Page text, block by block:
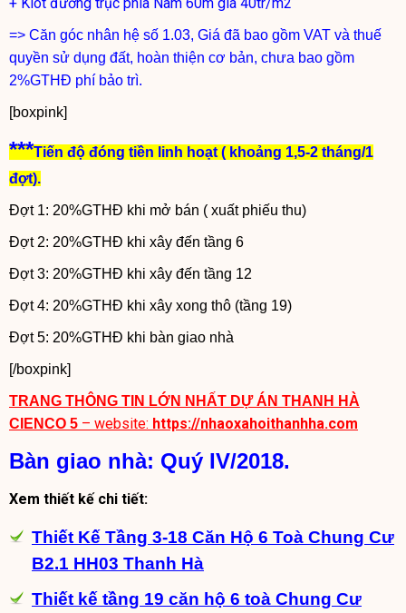
=> Căn góc nhân hệ số 1.03, Giá đã bao gồm VAT và thuế
quyền sử dụng đất, hoàn thiện cơ bản, chưa bao gồm
2%GTHĐ phí bảo trì.
[boxpink]
***Tiến độ đóng tiền linh hoạt ( khoảng 1,5-2 tháng/1
đợt).
Đợt 1: 20%GTHĐ khi mở bán ( xuất phiếu thu)
Đợt 2: 20%GTHĐ khi xây đến tầng 6
Đợt 3: 20%GTHĐ khi xây đến tầng 12
Đợt 4: 20%GTHĐ khi xây xong thô (tầng 19)
Đợt 5: 20%GTHĐ khi bàn giao nhà
[/boxpink]
TRANG THÔNG TIN LỚN NHẤT DỰ ÁN THANH HÀ
CIENCO 5 – website: https://nhaoxahoithanhha.com
Bàn giao nhà: Quý IV/2018.
Xem thiết kế chi tiết:
Thiết Kế Tầng 3-18 Căn Hộ 6 Toà Chung Cư
B2.1 HH03 Thanh Hà
Thiết kế tầng 19 căn hộ 6 toà Chung Cư